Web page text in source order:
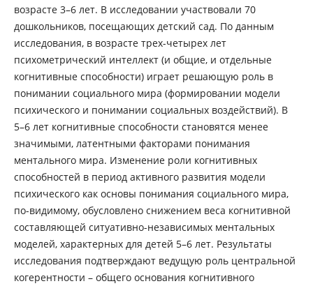
возрасте 3–6 лет. В исследовании участвовали 70
дошкольников, посещающих детский сад. По данным
исследования, в возрасте трех-четырех лет
психометрический интеллект (и общие, и отдельные
когнитивные способности) играет решающую роль в
понимании социального мира (формировании модели
психического и понимании социальных воздействий). В
5–6 лет когнитивные способности становятся менее
значимыми, латентными факторами понимания
ментального мира. Изменение роли когнитивных
способностей в период активного развития модели
психического как основы понимания социального мира,
по-видимому, обусловлено снижением веса когнитивной
составляющей ситуативно-независимых ментальных
моделей, характерных для детей 5–6 лет. Результаты
исследования подтверждают ведущую роль центральной
когерентности – общего основания когнитивного